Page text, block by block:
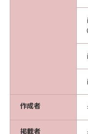
作成者
掲載者